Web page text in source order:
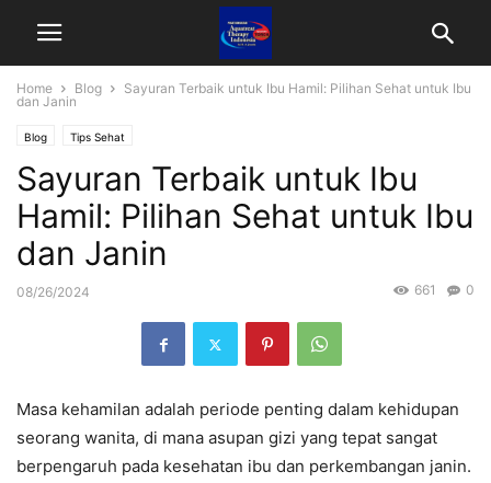
Home Blog
Sayuran Terbaik untuk Ibu Hamil: Pilihan Sehat untuk Ibu
dan Janin
Blog Tips Sehat
Sayuran Terbaik untuk Ibu
Hamil: Pilihan Sehat untuk Ibu
dan Janin
08/26/2024 0
661
Masa kehamilan adalah periode penting dalam kehidupan
seorang wanita, di mana asupan gizi yang tepat sangat
berpengaruh pada kesehatan ibu dan perkembangan janin.